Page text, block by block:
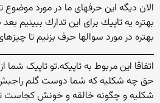
الان دیگه این حرفهای ما در مورد
بهتره یه تاپیك برای این تدارك ببینیم
بهتره در مورد سوالها حرف بزنیم تا
اتفاقا این مربوط به تاپیکه.تو تاپیک
حق چه شکلیه که شما دوست گلم
شکلیه و چگونه خالقه و خونش کجاست